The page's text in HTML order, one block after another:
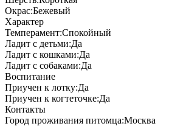
Окрас:Бежевый
Характер
Темперамент:Спокойный
Ладит с детьми:Да
Ладит с кошками:Да
Ладит с собаками:Да
Воспитание
Приучен к лотку:Да
Приучен к когтеточке:Да
Контакты
Город проживания питомца:Москва